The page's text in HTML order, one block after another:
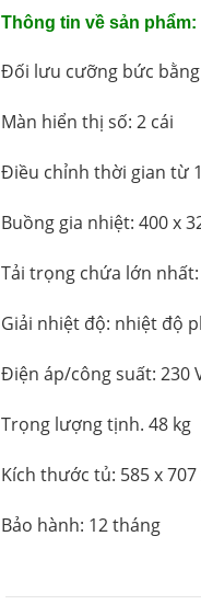
Thông tin về sản phẩm:
Đối lưu cưỡng bức
Màn hiển thị số: 2 cái
Điều chỉnh thời gian từ
Buồng gia nhiệt: 400 x
Tải trọng chứa lớn nhất:
Giải nhiệt độ: nhiệt độ
Điện áp/công suất: 230
Trọng lượng tịnh. 48 kg
Kích thước tủ: 585 x
Bảo hành: 12 tháng